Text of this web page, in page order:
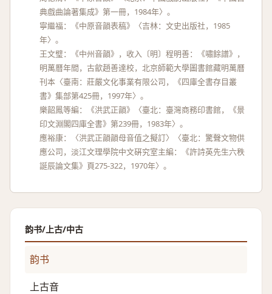
典戲曲論著集成》第一冊，1984年〉。
寧繼福：《中原音韻表稿》〈吉林：文史出版社，1985
年〉。
王文璧：《中州音韻》，收入〔明〕程明善：《嘯餘譜》，
明萬曆年間，古歙趙善達校，北京師範大學圖書館藏明萬曆
刊本〈臺南：莊嚴文化事業有限公司，《四庫全書存目叢
書》集部第425冊，1997年〉。
樂韶鳳等編：《洪武正韻》〈臺北：臺灣商務印書館，《景
印文淵閣四庫全書》第239冊，1983年〉。
應裕康：〈洪武正韻韻母音值之擬訂〉〈臺北：驚聲文物供
應公司，淡江文理學院中文硏究室主編：《許詩英先生六秩
誕辰論文集》頁275-322，1970年〉。
韵书/上古/中古
韵书
上古音